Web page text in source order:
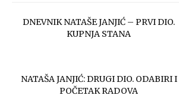
DNEVNIK NATAŠE JANJIĆ – PRVI DIO.
KUPNJA STANA
NATAŠA JANJIĆ: DRUGI DIO. ODABIRI I
POČETAK RADOVA